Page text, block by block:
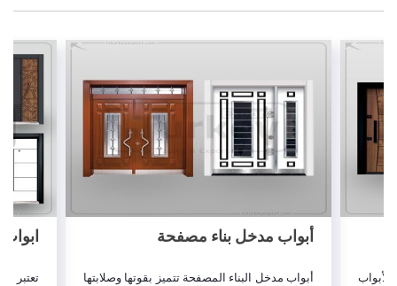
أبواب مدخل بناء مصفحة
أبواب مدخل البناء المصفحة تتميز بقوتها وصلابتها
تعتبر